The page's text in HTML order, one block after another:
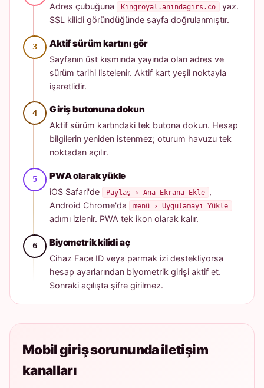
Adres çubuğuna Kingroyal.anindagirs.co
yaz.
SSL kilidi göründüğünde sayfa doğrulanmıştır.
Aktif sürüm kartını gör
Sayfanın üst kısmında yayında olan adres ve
sürüm tarihi listelenir. Aktif kart yeşil noktayla
işaretlidir.
Giriş butonuna dokun
Aktif sürüm kartındaki tek butona dokun. Hesap
bilgilerin yeniden istenmez; oturum havuzu tek
noktadan açılır.
PWA olarak yükle
iOS Safari'de Paylaş › Ana Ekrana Ekle ,
Android Chrome'da
menü › Uygulamayı Yükle
adımı izlenir. PWA tek ikon olarak kalır.
Biyometrik kilidi aç
Cihaz Face ID veya parmak izi destekliyorsa
hesap ayarlarından biyometrik girişi aktif et.
Sonraki açılışta şifre girilmez.
Mobil giriş sorununda iletişim
kanalları